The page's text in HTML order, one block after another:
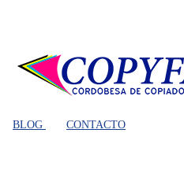
BLOG CONTACTO